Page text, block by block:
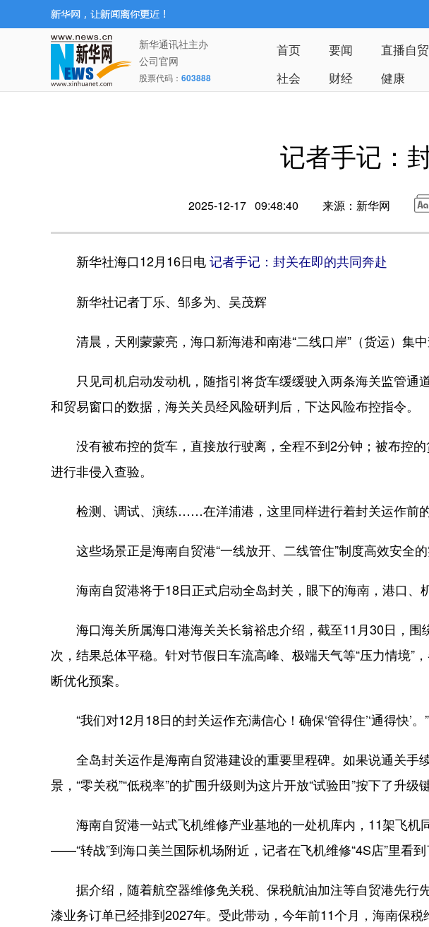
新华通讯社主办
公司官网
股票代码： 603888
首页 要闻 直播自
社会
财经 健康
记者手记：
2025-12-17 09:48:40 来源：新华网
新华社海口12月16日电记者手记：封关在即的共同奔赴
新华社记者丁乐、邹多为、吴茂辉
清晨，天刚蒙蒙亮，海口新海港和南港“二线口岸”（货运）集中
只见司机启动发动机，随指引将货车缓缓驶入两条海关监管通
和贸易窗口的数据，海关关员经风险研判后，下达风险布控指令。
没有被布控的货车，直接放行驶离，全程不到2分钟；被布控的
进行非侵入查验。
检测、调试、演练……在洋浦港，这里同样进行着封关运作前的
这些场景正是海南自贸港“一线放开、二线管住”制度高效安全的
海南自贸港将于18日正式启动全岛封关，眼下的海南，港口、
海口海关所属海口港海关关长翁裕忠介绍，截至11月30日，围
次，结果总体平稳。针对节假日车流高峰、极端天气等“压力情境”
断优化预案。
“我们对12月18日的封关运作充满信心！确保‘管得住’‘通得快’。
全岛封关运作是海南自贸港建设的重要里程碑。如果说通关手续
景，“零关税”“低税率”的扩围升级则为这片开放“试验田”按下了升级键
海南自贸港一站式飞机维修产业基地的一处机库内，11架飞机
——“转战”到海口美兰国际机场附近，记者在飞机维修“4S店”里看到
据介绍，随着航空器维修免关税、保税航油加注等自贸港先行
漆业务订单已经排到2027年。受此带动，今年前11个月，海南保